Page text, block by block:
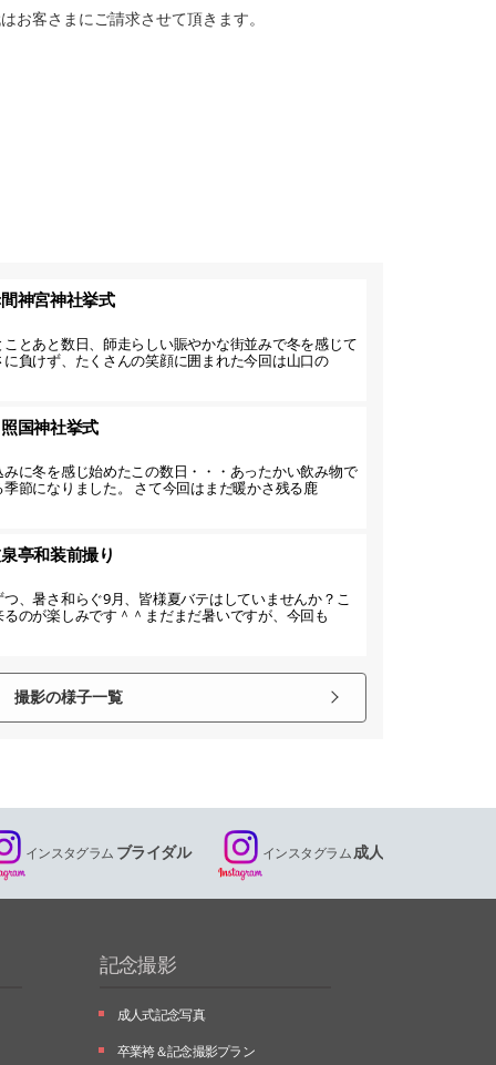
お客さまにご請求させて頂きます。
間神宮神社挙式
とあと数日、師走らしい賑やかな街並みで冬を感じて
負けず、たくさんの笑顔に囲まれた今回は山口の
照国神社挙式
に冬を感じ始めたこの数日・・・あったかい飲み物で
節になりました。 さて今回はまだ暖かさ残る鹿
泉亭和装前撮り
、暑さ和らぐ9月、皆様夏バテはしていませんか？こ
のが楽しみです＾＾まだまだ暑いですが、今回も
撮影の様子一覧
インスタグラム ブライダル インスタグラム成人
記念撮影
成人式記念写真
卒業袴＆記念撮影プラン